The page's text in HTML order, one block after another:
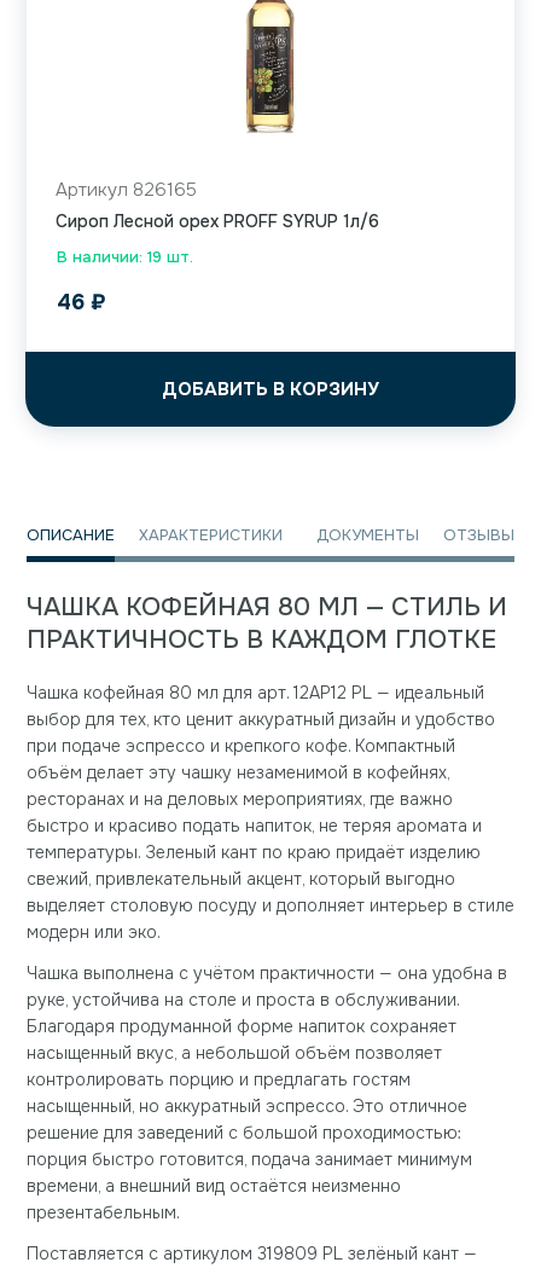
В наличии: 19 шт.
Артикул 826165
Сироп Лесной орех PROFF SYRUP 1л/6
46 ₽
ДОБАВИТЬ В КОРЗИНУ
ОПИСАНИЕ ХАРАКТЕРИСТИКИ ДОКУМЕНТЫ ОТЗЫВЫ
ЧАШКА КОФЕЙНАЯ 80 МЛ — СТИЛЬ И
ПРАКТИЧНОСТЬ В КАЖДОМ ГЛОТКЕ
Чашка кофейная 80 мл для арт. 12AP12 PL — идеальный
выбор для тех, кто ценит аккуратный дизайн и удобство
при подаче эспрессо и крепкого кофе. Компактный
объём делает эту чашку незаменимой в кофейнях,
ресторанах и на деловых мероприятиях, где важно
быстро и красиво подать напиток, не теряя аромата и
температуры. Зеленый кант по краю придаёт изделию
свежий, привлекательный акцент, который выгодно
выделяет столовую посуду и дополняет интерьер в стиле
модерн или эко.
Чашка выполнена с учётом практичности — она удобна в
руке, устойчива на столе и проста в обслуживании.
Благодаря продуманной форме напиток сохраняет
насыщенный вкус, а небольшой объём позволяет
контролировать порцию и предлагать гостям
насыщенный, но аккуратный эспрессо. Это отличное
решение для заведений с большой проходимостью:
порция быстро готовится, подача занимает минимум
времени, а внешний вид остаётся неизменно
презентабельным.
Поставляется с артикулом 319809 PL зелёный кант —